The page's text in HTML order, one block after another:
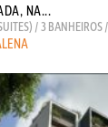
NA...
/ 3 BANHEIROS